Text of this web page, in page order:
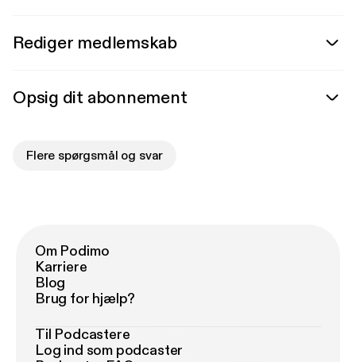
Rediger medlemskab
Opsig dit abonnement
Flere spørgsmål og svar
Om Podimo
Karriere
Blog
Brug for hjælp?
Til Podcastere
Log ind som podcaster